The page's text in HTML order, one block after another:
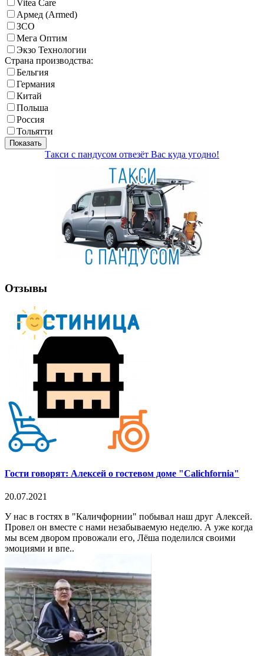
Vitea Care
Армед (Armed)
ЗСО
Мега Оптим
Экзо Технологии
Страна производства:
Бельгия
Германия
Китай
Польша
Россия
Тольятти
Показать
Такси с пандусом отвезёт Вас куда угодно!
Отзывы
Гости говорят: Алексей о гостевом доме "Calichfornia"
20.07.2021
У нас в гостях в "Каличфорнии" побывал наш друг Алексей.
Провел он вместе с нами незабываемую неделю. А уже когда
мы всем двором провожали его, Лёша поделился своими
эмоциями и впе..